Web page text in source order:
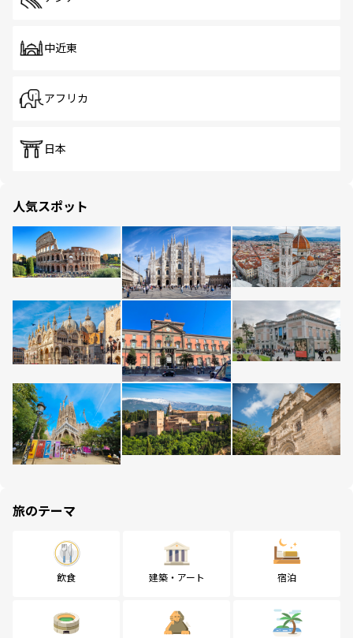
中近東
アフリカ
日本
人気スポット
旅のテーマ
飲食 建築・アート 宿泊